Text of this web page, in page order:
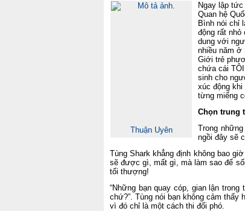
Thuận Uyên
Ngay lập
Quan hệ
Bình nói chỉ
động rất
dung với
nhiều năm ở
Giới trẻ
chứa cái
sinh cho
xúc động khi
từng miếng
Chọn trung
Trong
ngồi đây sẽ
Tùng Shark khẳng định không bao
sẽ được gì, mất gì, mà làm sao để
tối thượng!
“Những bạn quay cóp, gian lận
chứ?”. Tùng nói bạn không cảm thấy
vì đó chỉ là một cách thi đối phó.